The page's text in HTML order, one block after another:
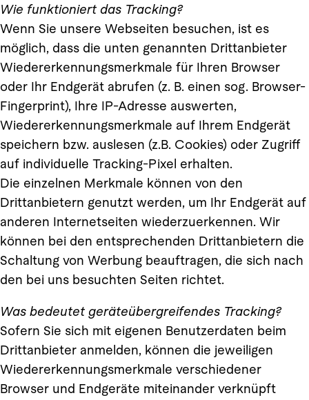
Wie funktioniert das Tracking?
Wenn Sie unsere Webseiten besuchen, ist es
möglich, dass die unten genannten Drittanbieter
Wiedererkennungsmerkmale für Ihren Browser
oder Ihr Endgerät abrufen (z. B. einen sog. Browser-
Fingerprint), Ihre IP-Adresse auswerten,
Wiedererkennungsmerkmale auf Ihrem Endgerät
speichern bzw. auslesen (z.B. Cookies) oder Zugriff
auf individuelle Tracking-Pixel erhalten.
Die einzelnen Merkmale können von den
Drittanbietern genutzt werden, um Ihr Endgerät auf
anderen Internetseiten wiederzuerkennen. Wir
können bei den entsprechenden Drittanbietern die
Schaltung von Werbung beauftragen, die sich nach
den bei uns besuchten Seiten richtet.
Was bedeutet geräteübergreifendes Tracking?
Sofern Sie sich mit eigenen Benutzerdaten beim
Drittanbieter anmelden, können die jeweiligen
Wiedererkennungsmerkmale verschiedener
Browser und Endgeräte miteinander verknüpft